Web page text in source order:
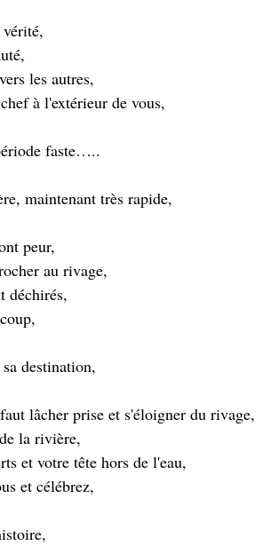
les autres,
à l'extérieur de vous,
faste…..
maintenant très rapide,
peur,
au rivage,
déchirés,
destination,
lâcher prise et s'éloigner du rivage,
la rivière,
et votre tête hors de l'eau,
et célébrez,